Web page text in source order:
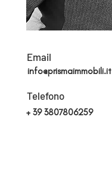
Email
info@prismaimmobili.it
Telefono
+ 39 3807806259